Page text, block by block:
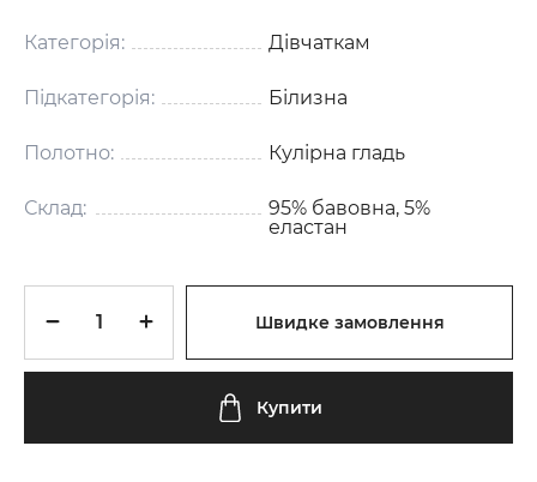
Категорія: Дівчаткам
Підкатегорія: Білизна
Полотно: Кулірна гладь
Склад:
95% бавовна, 5%
еластан
Швидке замовлення
Купити